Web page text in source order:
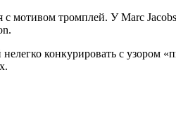
мотивом тромплей. У Marc
конкурировать с узором